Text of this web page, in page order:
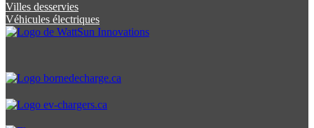
Villes desservies
Véhicules électriques